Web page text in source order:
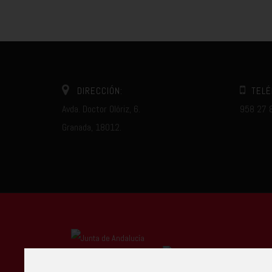
DIRECCIÓN:
Avda. Doctor Olóriz, 6.
Granada, 18012.
958 27